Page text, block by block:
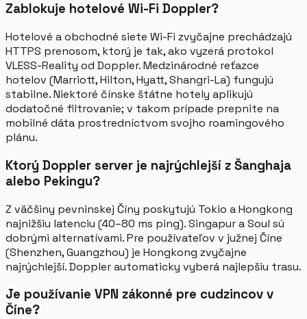
Zablokuje hotelové Wi-Fi Doppler?
Hotelové a obchodné siete Wi-Fi zvyčajne prechádzajú
HTTPS prenosom, ktorý je tak, ako vyzerá protokol
VLESS-Reality od Doppler. Medzinárodné reťazce
hotelov (Marriott, Hilton, Hyatt, Shangri-La) fungujú
stabilne. Niektoré čínske štátne hotely aplikujú
dodatočné filtrovanie; v takom prípade prepnite na
mobilné dáta prostredníctvom svojho roamingového
plánu.
Ktorý Doppler server je najrýchlejší z Šanghaja
alebo Pekingu?
Z väčšiny pevninskej Číny poskytujú Tokio a Hongkong
najnižšiu latenciu (40–80 ms ping). Singapur a Soul sú
dobrými alternatívami. Pre používateľov v južnej Číne
(Shenzhen, Guangzhou) je Hongkong zvyčajne
najrýchlejší. Doppler automaticky vyberá najlepšiu trasu.
Je používanie VPN zákonné pre cudzincov v
Číne?